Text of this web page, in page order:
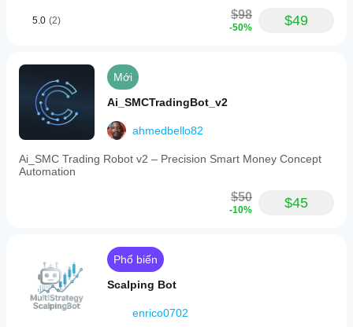
like
maximum
drawdown
protection.
Hồ sơ giao dịch
Phong
giao
dịch
Lưới
Loại
5.0 (2) $98
-50% $49
Mới
Ai_SMCTradingBot_v2
ahmedbello82
Ai_SMC Trading Robot v2 – Precision Smart Money Concept
Automation
$50
-10% $45
Phổ biến
Scalping Bot
enrico0702